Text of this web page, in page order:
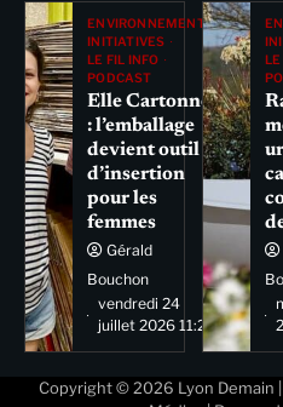
ENVIRONNEMENT
INITIATIVES
LE FIL INFO
PODCAST
Elle Cartonne
: l’emballage
devient outil
d’insertion
pour les
femmes
Gérald
Bouchon
vendredi 24
juillet 2026 11:29
Copyright © 2026 Lyon Demain